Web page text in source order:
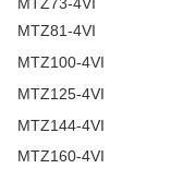
MTZ81-4VI
MTZ100-4VI
MTZ125-4VI
MTZ144-4VI
MTZ160-4VI